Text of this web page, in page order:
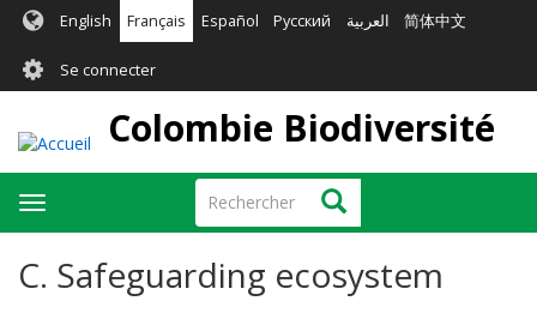
Aller
contenu
principal
English Français Español Русский العربية 简体中文
User
account
menu
Se connecter
Colombie Biodiversité
Rechercher Rechercher
Toggle
navigation
C. Safeguarding ecosystem